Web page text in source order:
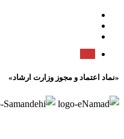
«نماد اعتماد و مجوز وزارت ارشاد»